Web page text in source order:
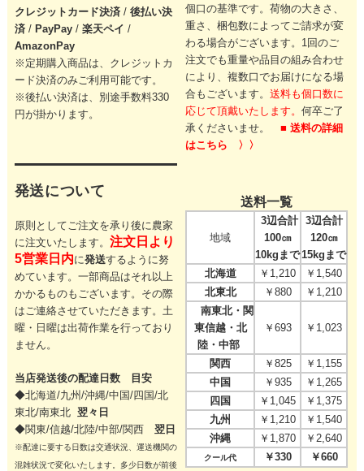
クレジットカード決済 / 後払い決
済/ PayPay/ 楽天ペイ /
AmazonPay
※定期購入商品は、クレジットカ
ード決済のみご利用可能です。
※後払い決済は、別途手数料330
円が掛かります。
発送について
原則としてご注文を承り後に農家
に注文いたします。 注文日より
5営業日内に発送するように努
めています。一部商品はそれ以上
かかるものもございます。その際
はご連絡させていただきます。 土
曜・日曜は出荷作業を行っており
ません。
当店発送後の配達日数 目安
◆北海道/九州/沖縄/中国/四国/北
東北/南東北 翌々日
◆関東/信越/北陸/中部/関西 翌日
※配達に要する日数は交通状況、運送機関の
混雑状況で変化いたします。多少日数が前後
個口の基準です。荷物の大きさ、
重さ、梱包数によってご請求が変
わる場合がございます。 1回のご
注文でも重量や品目の組み合わせ
により、複数口でお届けになる場
合もございます。送料も個口数に
応じて頂戴いたします。何卒ご了
承くださいませ。■ 送料の詳細
はこちら 〉〉
送料一覧
地域
3辺合計
100㎝
10kgまで
3辺合計
120㎝
15kgまで
北海道
￥1,210
￥1,540
北東北
￥880
￥1,210
南東北・関
東信越・北
陸・中部
￥693 ￥1,023
関西 ￥825
￥1,155
中国
￥935
￥1,265
四国
￥1,045
￥1,375
九州
￥1,210
￥1,540
沖縄
￥1,870 ￥2,640
クール代 ￥330 ￥660